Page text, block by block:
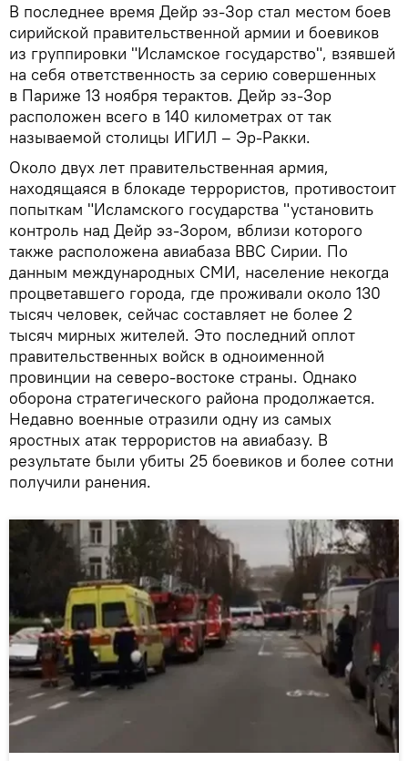
В последнее время Дейр эз-Зор стал местом боев
сирийской правительственной армии и боевиков
из группировки "Исламское государство", взявшей
на себя ответственность за серию совершенных
в Париже 13 ноября терактов. Дейр эз-Зор
расположен всего в 140 километрах от так
называемой столицы ИГИЛ – Эр-Ракки.
Около двух лет правительственная армия,
находящаяся в блокаде террористов, противостоит
попыткам "Исламского государства "установить
контроль над Дейр эз-Зором, вблизи которого
также расположена авиабаза ВВС Сирии. По
данным международных СМИ, население некогда
процветавшего города, где проживали около 130
тысяч человек, сейчас составляет не более 2
тысяч мирных жителей. Это последний оплот
правительственных войск в одноименной
провинции на северо-востоке страны. Однако
оборона стратегического района продолжается.
Недавно военные отразили одну из самых
яростных атак террористов на авиабазу. В
результате были убиты 25 боевиков и более сотни
получили ранения.